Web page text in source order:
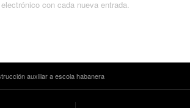
con cada nueva entrada.
auxiliar a escola habanera